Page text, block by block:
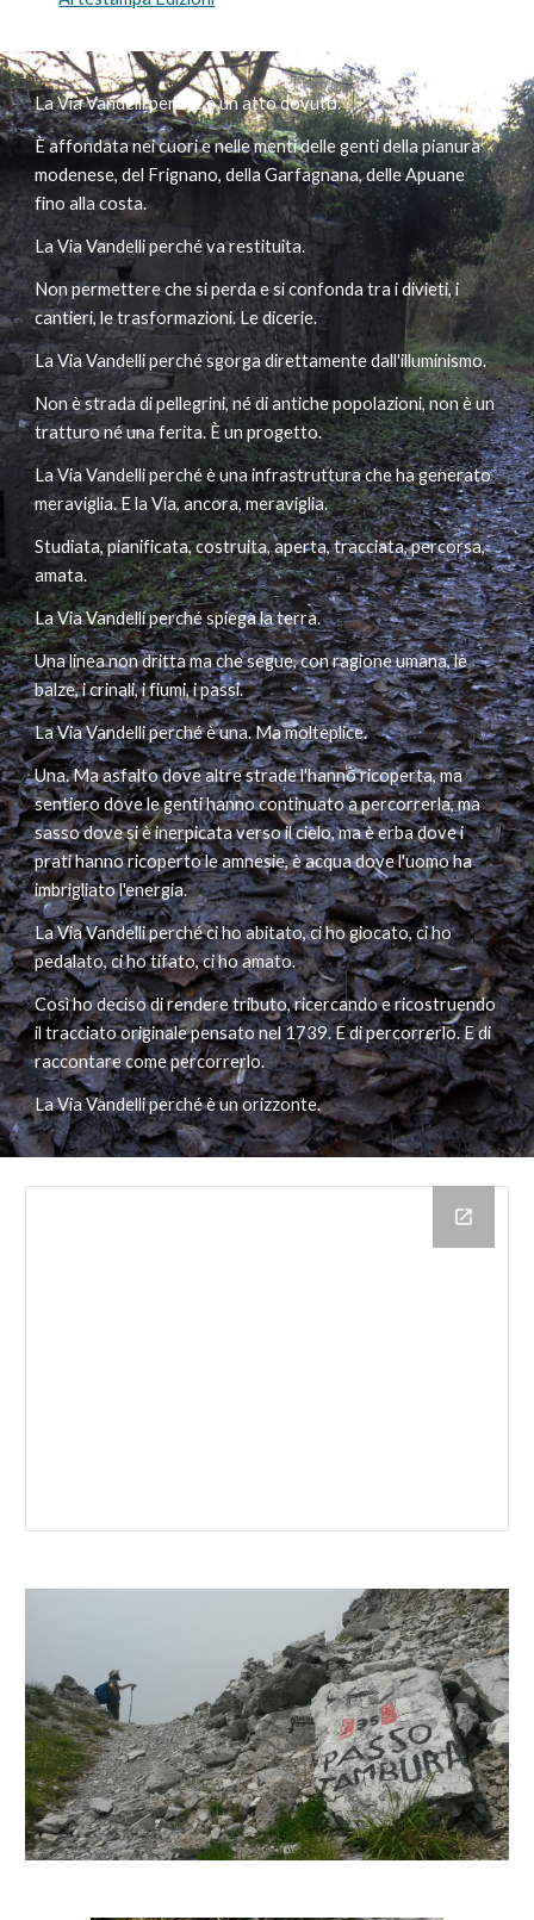
La Via Vandelli perché è un atto dovuto.
È affondata nei cuori e nelle menti delle genti della pianura
modenese, del Frignano, della Garfagnana, delle Apuane
fino alla costa.
La Via Vandelli perché va restituita.
Non permettere che si perda e si confonda tra i divieti, i
cantieri, le trasformazioni. Le dicerie.
La Via Vandelli perché sgorga direttamente dall'illuminismo.
Non è strada di pellegrini, né di antiche popolazioni, non è un
tratturo né una ferita. È un progetto.
La Via Vandelli perché è una infrastruttura che ha generato
meraviglia. E la Via, ancora, meraviglia.
Studiata, pianificata, costruita, aperta, tracciata, percorsa,
amata.
La Via Vandelli perché spiega la terra.
Una linea non dritta ma che segue, con ragione umana, le
balze, i crinali, i fiumi, i passi.
La Via Vandelli perché è una. Ma molteplice.
Una. Ma asfalto dove altre strade l'hanno ricoperta, ma
sentiero dove le genti hanno continuato a percorrerla, ma
sasso dove si è inerpicata verso il cielo, ma è erba dove i
prati hanno ricoperto le amnesie, è acqua dove l'uomo ha
imbrigliato l'energia.
La Via Vandelli perché ci ho abitato, ci ho giocato, ci ho
pedalato, ci ho tifato, ci ho amato.
Così ho deciso di rendere tributo, ricercando e ricostruendo
il tracciato originale pensato nel 1739. E di percorrerlo. E di
raccontare come percorrerlo.
La Via Vandelli perché è un orizzonte.